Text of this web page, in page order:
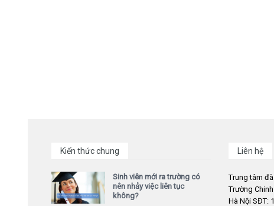
Kiến thức chung
Sinh viên mới ra trường có
nên nhảy việc liên tục
không?
Liên hệ
Trung tâm
Trường
Hà Nội SĐT: